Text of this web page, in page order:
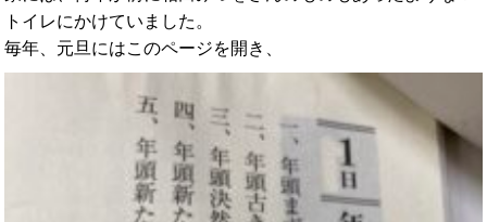
トイレにかけていました。
毎年、元旦にはこのページを開き、